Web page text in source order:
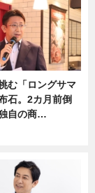
む「ロングサマ
石。2カ月前倒
自の商…